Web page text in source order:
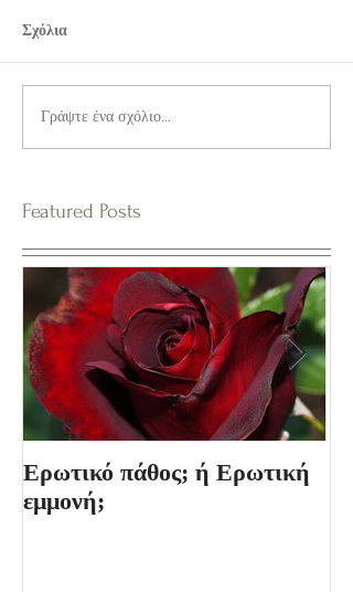
Σχόλια
Γράψτε ένα σχόλιο...
Featured Posts
Ερωτικό πάθος; ή Ερωτική
εμμονή;